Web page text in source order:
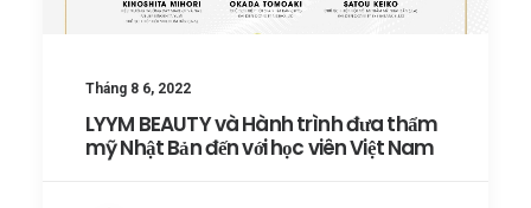
Tháng 8 6, 2022
LYYM BEAUTY và Hành trình đưa thẩm
mỹ Nhật Bản đến với học viên Việt Nam